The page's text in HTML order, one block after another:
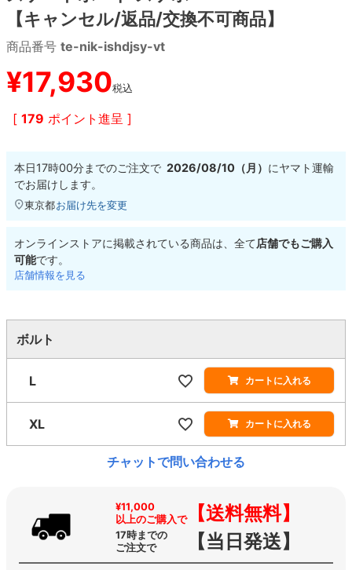
【キャンセル/返品/交換不可商品】
商品番号 te-nik-ishdjsy-vt
¥17,930税込
[ 179 ポイント進呈 ]
本日17時00分までのご注文で 2026/08/10（月） にヤマト運輸
でお届けします。
東京都お届け先を変更
オンラインストアに掲載されている商品は、全て店舗でもご購入
可能です。
店舗情報を見る
ボルト
L カートに入れる
XL カートに入れる
チャットで問い合わせる
¥11,000
以上のご購入で【送料無料】
17時までの
ご注文で
【当日発送】
シェイプデッキ
高性能デッキ